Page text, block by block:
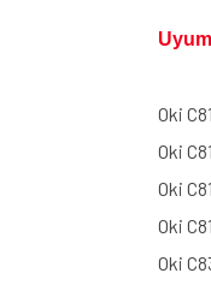
Oki
Oki
Oki
Oki
Oki